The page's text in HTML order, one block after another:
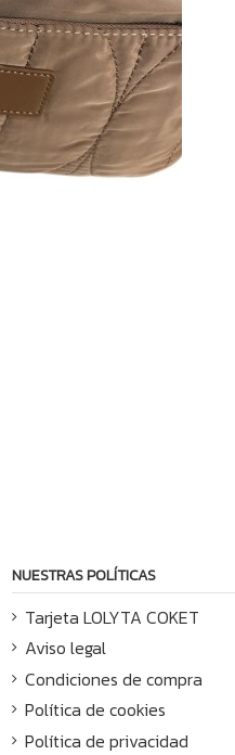
NUESTRAS POLÍTICAS
Tarjeta LOLYTA COKET
Aviso legal
Condiciones de compra
Política de cookies
Política de privacidad